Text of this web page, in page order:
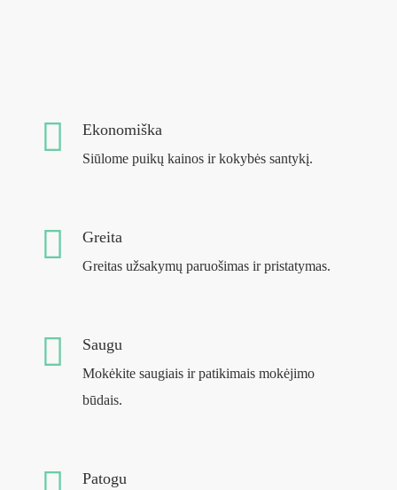
Ekonomiška
Siūlome puikų kainos ir kokybės santykį.
Greita
Greitas užsakymų paruošimas ir pristatymas.
Saugu
Mokėkite saugiais ir patikimais mokėjimo
būdais.
Patogu